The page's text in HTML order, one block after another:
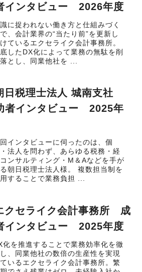
インタビュー 2026年度
に捉われない働き方と仕組みづく
、会計業界の“当たり前”を更新し
ているエクセライク会計事務所。
したDX化によって業務の無駄を削
とし、同業他社を ...
日税理士法人 城南支社
者インタビュー 2025年
インタビューに伺ったのは、個
法人を問わず、あらゆる税務・経
ンサルティング・M＆Aなどを手が
朝日税理士法人様。 複数担当制を
することで業務負担 ...
クセライク会計事務所 成
インタビュー 2025年度
化を推進することで業務効率化を徹
、同業他社の数倍の生産性を実現
ているエクセライク会計事務所。繁